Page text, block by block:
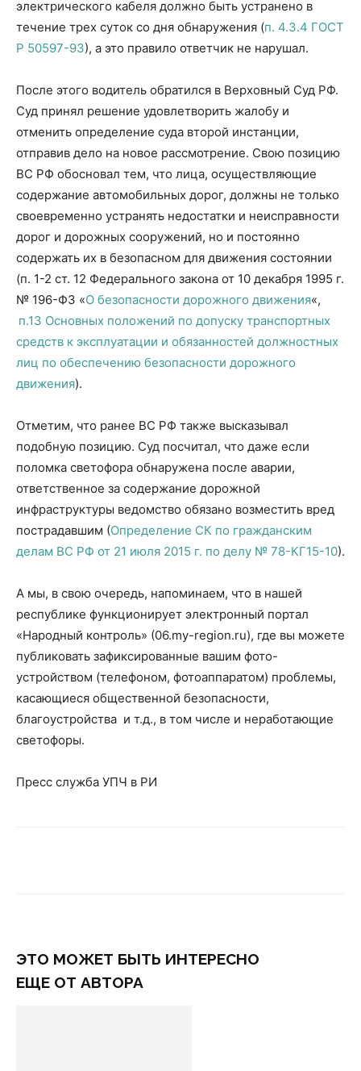
электрического кабеля должно быть устранено в
течение трех суток со дня обнаружения (п. 4.3.4 ГОСТ
Р 50597-93), а это правило ответчик не нарушал.
После этого водитель обратился в Верховный Суд РФ.
Суд принял решение удовлетворить жалобу и
отменить определение суда второй инстанции,
отправив дело на новое рассмотрение. Свою позицию
ВС РФ обосновал тем, что лица, осуществляющие
содержание автомобильных дорог, должны не только
своевременно устранять недостатки и неисправности
дорог и дорожных сооружений, но и постоянно
содержать их в безопасном для движения состоянии
(п. 1-2 ст. 12 Федерального закона от 10 декабря 1995 г.
№ 196-ФЗ «О безопасности дорожного движения«,
п.13 Основных положений по допуску транспортных
средств к эксплуатации и обязанностей должностных
лиц по обеспечению безопасности дорожного
движения).
Отметим, что ранее ВС РФ также высказывал
подобную позицию. Суд посчитал, что даже если
поломка светофора обнаружена после аварии,
ответственное за содержание дорожной
инфраструктуры ведомство обязано возместить вред
пострадавшим (Определение СК по гражданским
делам ВC РФ от 21 июля 2015 г. по делу № 78-КГ15-10).
А мы, в свою очередь, напоминаем, что в нашей
республике функционирует электронный портал
«Народный контроль» (06.my-region.ru), где вы можете
публиковать зафиксированные вашим фото-
устройством (телефоном, фотоаппаратом) проблемы,
касающиеся общественной безопасности,
благоустройства и т.д., в том числе и неработающие
светофоры.
Пресс служба УПЧ в РИ
ЭТО МОЖЕТ БЫТЬ ИНТЕРЕСНО
ЕЩЕ ОТ АВТОРА